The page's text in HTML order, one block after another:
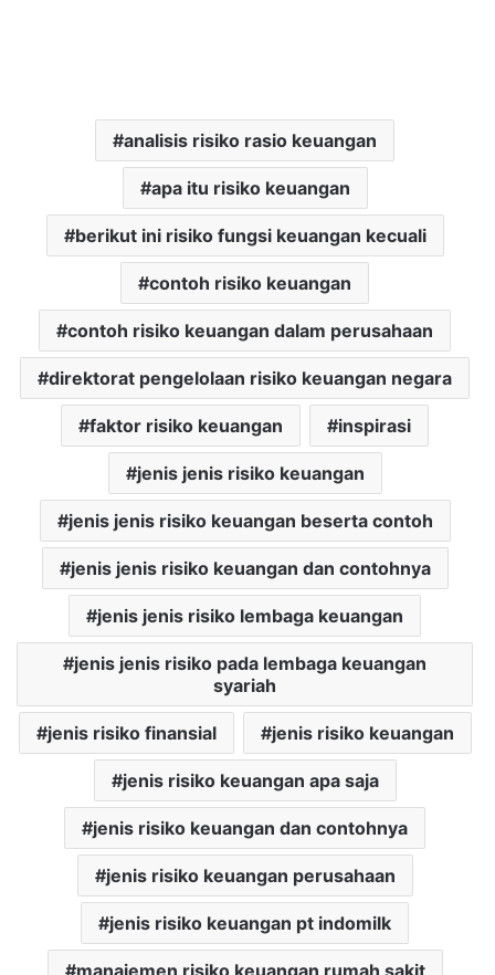
analisis risiko rasio keuangan
apa itu risiko keuangan
berikut ini risiko fungsi keuangan kecuali
contoh risiko keuangan
contoh risiko keuangan dalam perusahaan
direktorat pengelolaan risiko keuangan negara
faktor risiko keuangan inspirasi
jenis jenis risiko keuangan
jenis jenis risiko keuangan beserta contoh
jenis jenis risiko keuangan dan contohnya
jenis jenis risiko lembaga keuangan
jenis jenis risiko pada lembaga keuangan
syariah
jenis risiko finansial jenis risiko keuangan
jenis risiko keuangan apa saja
jenis risiko keuangan dan contohnya
jenis risiko keuangan perusahaan
jenis risiko keuangan pt indomilk